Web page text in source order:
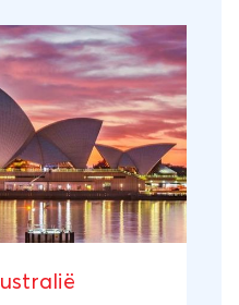
bezoeken!
op deze mooie
valt? Lees dan snel